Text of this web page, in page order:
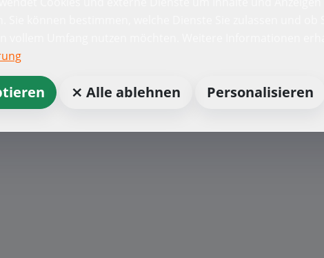
Sie können bestimmen, welche Dienste Sie zulassen und ob
⨯ Alle ablehnen Personalisieren